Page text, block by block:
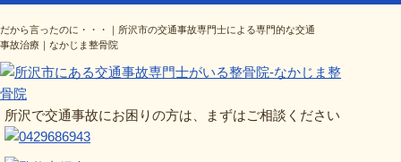
だから言ったのに・・・｜所沢市の交通事故専門士による専門的な交通
事故治療｜なかじま整骨院
所沢で交通事故にお困りの方は、まずはご相談ください